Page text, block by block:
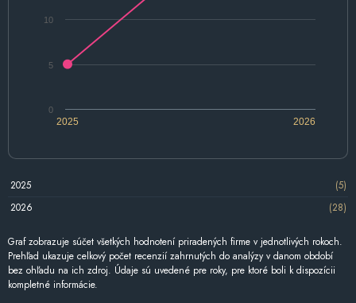
2025 2026
0
5
10
2025
(5)
2026
(28)
Graf zobrazuje súčet všetkých hodnotení priradených firme v jednotlivých rokoch.
Prehľad ukazuje celkový počet recenzií zahrnutých do analýzy v danom období
bez ohľadu na ich zdroj. Údaje sú uvedené pre roky, pre ktoré boli k dispozícii
kompletné informácie.